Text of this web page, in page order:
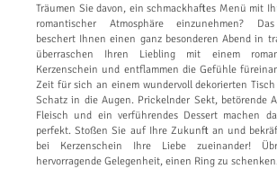
Träumen Sie davon, ein schmackhaftes Menü mit
romantischer Atmosphäre einzunehmen?
beschert Ihnen einen ganz besonderen Abend in
überraschen Ihren Liebling mit einem
Kerzenschein und entflammen die Gefühle
Zeit für sich an einem wundervoll dekorierten
Schatz in die Augen. Prickelnder Sekt, betörende
Fleisch und ein verführendes Dessert machen
perfekt. Stoßen Sie auf Ihre Zukunft an und
bei Kerzenschein Ihre Liebe zueinander!
hervorragende Gelegenheit, einen Ring zu